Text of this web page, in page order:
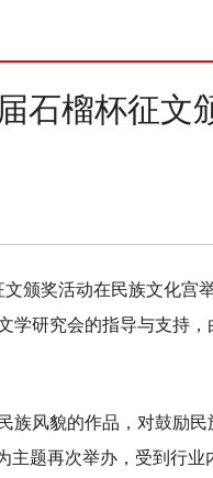
石榴杯征文
颁奖活动在民族文化宫
学研究会的指导与支持，
风貌的作品，对鼓励民
主题再次举办，受到行业